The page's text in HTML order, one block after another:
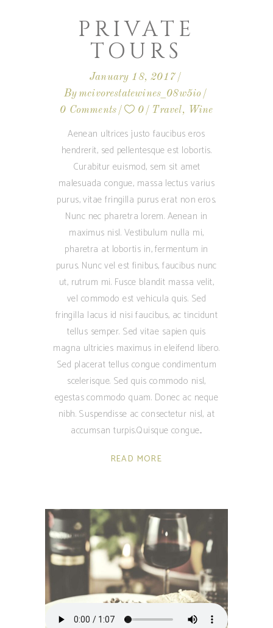
PRIVATE
TOURS
January 18, 2017
By mcivorestatewines_08w5io
0 Comments
0 Travel, Wine
Aenean ultrices justo faucibus eros
hendrerit, sed pellentesque est lobortis.
Curabitur euismod, sem sit amet
malesuada congue, massa lectus varius
purus, vitae fringilla purus erat non eros.
Nunc nec pharetra lorem. Aenean in
maximus nisl. Vestibulum nulla mi,
pharetra at lobortis in, fermentum in
purus. Nunc vel est finibus, faucibus nunc
ut, rutrum mi. Fusce blandit massa velit,
vel commodo est vehicula quis. Sed
fringilla lacus id nisi faucibus, ac tincidunt
tellus semper. Sed vitae sapien quis
magna ultricies maximus in eleifend libero.
Sed placerat tellus congue condimentum
scelerisque. Sed quis commodo nisl,
egestas commodo quam. Donec ac neque
nibh. Suspendisse ac consectetur nisl, at
accumsan turpis.Quisque congue
READ MORE